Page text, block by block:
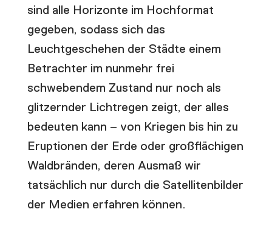
sind alle Horizonte im Hochformat
gegeben, sodass sich das
Leuchtgeschehen der Städte einem
Betrachter im nunmehr frei
schwebendem Zustand nur noch als
glitzernder Lichtregen zeigt, der alles
bedeuten kann – von Kriegen bis hin zu
Eruptionen der Erde oder großflächigen
Waldbränden, deren Ausmaß wir
tatsächlich nur durch die Satellitenbilder
der Medien erfahren können.